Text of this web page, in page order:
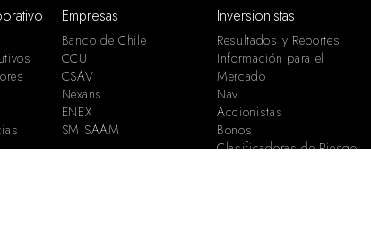
Empresas
Banco de Chile
CCU
CSAV
Nexans
ENEX
SM SAAM
Inversionistas
Resultados y Reportes
Información para el
Mercado
Nav
Accionistas
Bonos
Clasificadoras de Riesgo